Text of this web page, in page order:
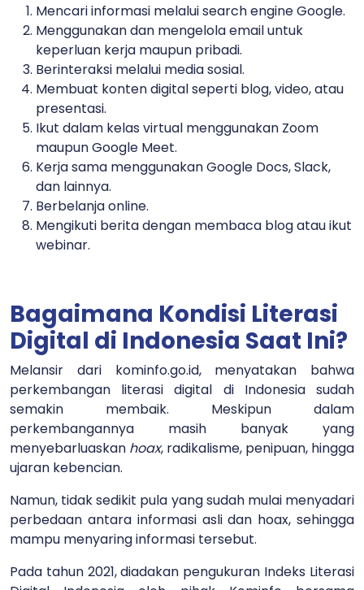
Mencari informasi melalui search engine Google.
Menggunakan dan mengelola email untuk
keperluan kerja maupun pribadi.
Berinteraksi melalui media sosial.
Membuat konten digital seperti blog, video, atau
presentasi.
Ikut dalam kelas virtual menggunakan Zoom
maupun Google Meet.
Kerja sama menggunakan Google Docs, Slack,
dan lainnya.
Berbelanja online.
Mengikuti berita dengan membaca blog atau ikut
webinar.
Bagaimana Kondisi Literasi
Digital di Indonesia Saat Ini?
Melansir dari kominfo.go.id, menyatakan bahwa
perkembangan literasi digital di Indonesia sudah
semakin membaik. Meskipun dalam
perkembangannya masih banyak yang
menyebarluaskan hoax, radikalisme, penipuan, hingga
ujaran kebencian.
Namun, tidak sedikit pula yang sudah mulai menyadari
perbedaan antara informasi asli dan hoax, sehingga
mampu menyaring informasi tersebut.
Pada tahun 2021, diadakan pengukuran Indeks Literasi